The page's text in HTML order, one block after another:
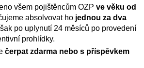
všem pojištěncům OZP ve věku od
absolvovat ho jednou za dva
po uplynutí 24 měsíců po provedení
prohlídky.
čerpat zdarma nebo s příspěvkem